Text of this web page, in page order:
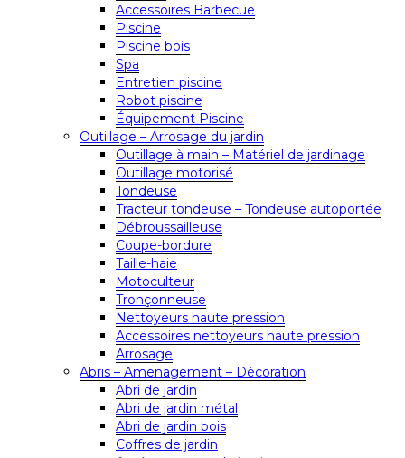
Accessoires Barbecue
Piscine
Piscine bois
Spa
Entretien piscine
Robot piscine
Équipement Piscine
Outillage – Arrosage du jardin
Outillage à main – Matériel de jardinage
Outillage motorisé
Tondeuse
Tracteur tondeuse – Tondeuse autoportée
Débroussailleuse
Coupe-bordure
Taille-haie
Motoculteur
Tronçonneuse
Nettoyeurs haute pression
Accessoires nettoyeurs haute pression
Arrosage
Abris – Amenagement – Décoration
Abri de jardin
Abri de jardin métal
Abri de jardin bois
Coffres de jardin